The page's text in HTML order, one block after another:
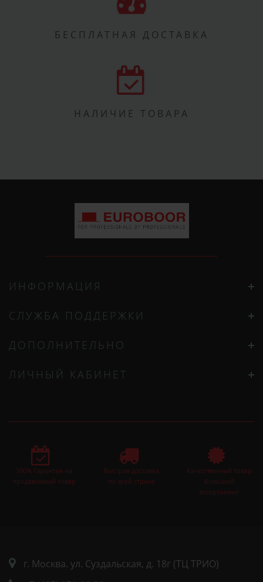
БЕСПЛАТНАЯ ДОСТАВКА
НАЛИЧИЕ ТОВАРА
ИНФОРМАЦИЯ
СЛУЖБА ПОДДЕРЖКИ
ДОПОЛНИТЕЛЬНО
ЛИЧНЫЙ КАБИНЕТ
100% Гарантия на
продаваемый товар
Быстрая доставка
по всей стране
Качественный товар
большой
ассортимент
г. Москва. ул. Суздальская, д. 18г (ТЦ ТРИО)